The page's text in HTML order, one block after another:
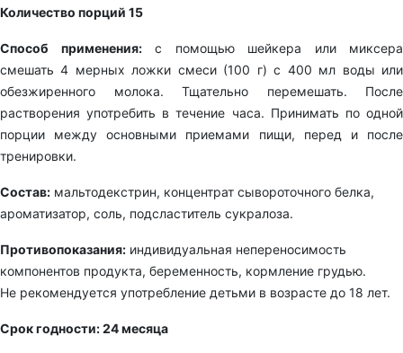
Количество порций 15
Способ применения:с помощью шейкера или миксера
смешать 4 мерных ложки смеси (100 г) с 400 мл воды или
обезжиренного молока. Тщательно перемешать. После
растворения употребить в течение часа. Принимать по одной
порции между основными приемами пищи, перед и после
тренировки.
Состав: мальтодекстрин, концентрат сывороточного белка,
ароматизатор, соль, подсластитель сукралоза.
Противопоказания: индивидуальная непереносимость
компонентов продукта, беременность, кормление грудью.
Не рекомендуется употребление детьми в возрасте до 18 лет.
Срок годности: 24 месяца